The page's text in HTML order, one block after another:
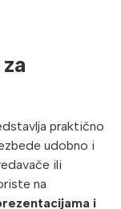
praktično
udobno i
ili
na
i